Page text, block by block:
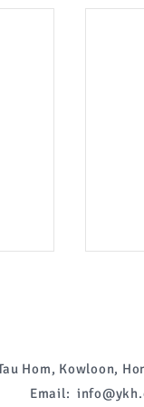
Hom, Kowloon,
Email: